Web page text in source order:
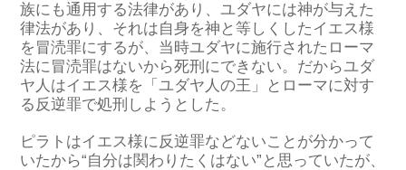
族にも通用する法律があり、ユダヤには神が与えた
律法があり、それは自身を神と等しくしたイエス様
を冒涜罪にするが、当時ユダヤに施行されたローマ
法に冒涜罪はないから死刑にできない。だからユダ
ヤ人はイエス様を「ユダヤ人の王」とローマに対す
る反逆罪で処刑しようとした。
ピラトはイエス様に反逆罪などないことが分かって
いたから“自分は関わりたくはない”と思っていたが、